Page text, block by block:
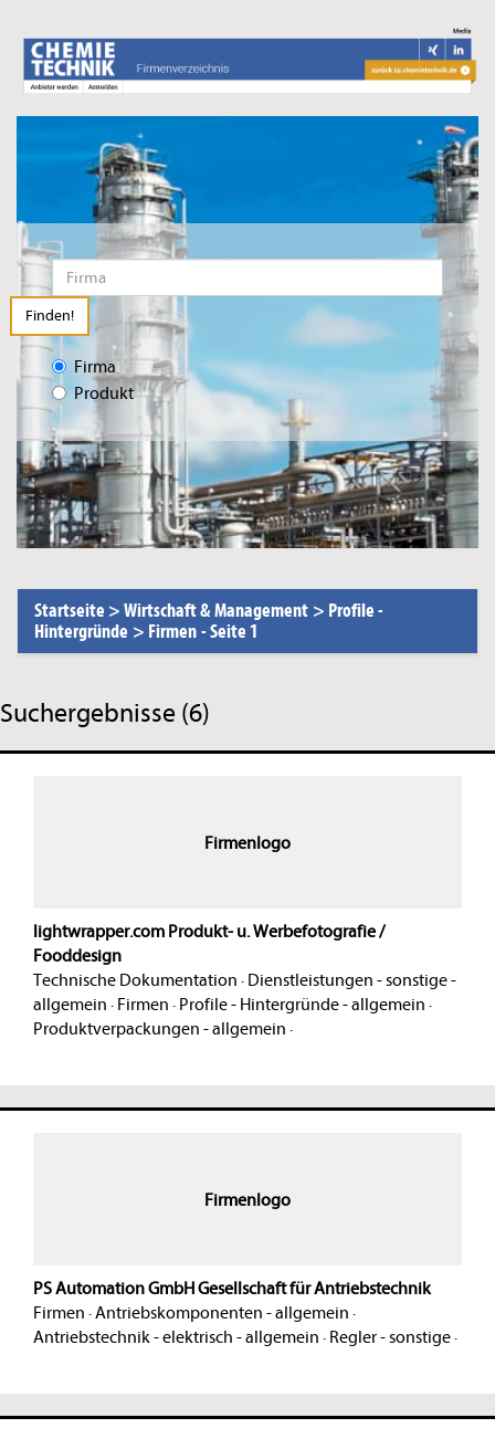
Finden!
Firma
Produkt
Startseite >Wirtschaft & Management > Profile -
Hintergründe > Firmen-Seite 1
Suchergebnisse (6)
Firmenlogo
lightwrapper.com Produkt- u. Werbefotografie /
Fooddesign
Technische Dokumentation · Dienstleistungen - sonstige -
allgemein · Firmen · Profile - Hintergründe - allgemein ·
Produktverpackungen - allgemein ·
Firmenlogo
PS Automation GmbH Gesellschaft für Antriebstechnik
Firmen ·Antriebskomponenten - allgemein ·
Antriebstechnik - elektrisch - allgemein · Regler - sonstige·